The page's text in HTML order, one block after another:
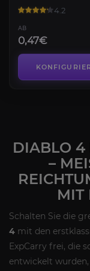
4.2
AB
0,47€
DIABLO 4
–
MIT
Schalten Sie die
4 mit den
ExpCarry frei, die
entwickelt